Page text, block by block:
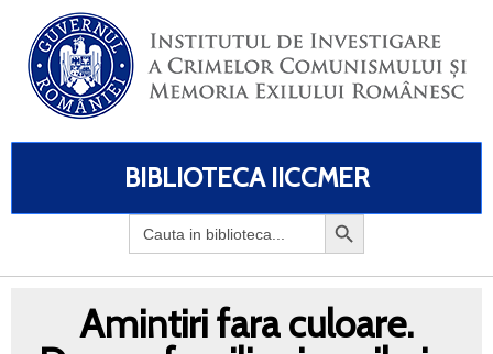
BIBLIOTECA IICCMER
Search
for:
Amintiri fara culoare.